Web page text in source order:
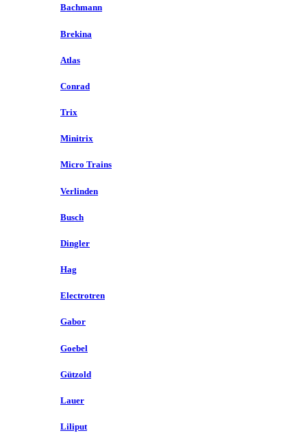
Bachmann
Brekina
Atlas
Conrad
Trix
Minitrix
Micro Trains
Verlinden
Busch
Dingler
Hag
Electrotren
Gabor
Goebel
Gützold
Lauer
Liliput